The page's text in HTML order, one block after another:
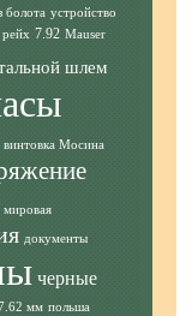
болота устройство
7.92 Mauser
шлем
винтовка Мосина
мировая
документы
черные
мм польша